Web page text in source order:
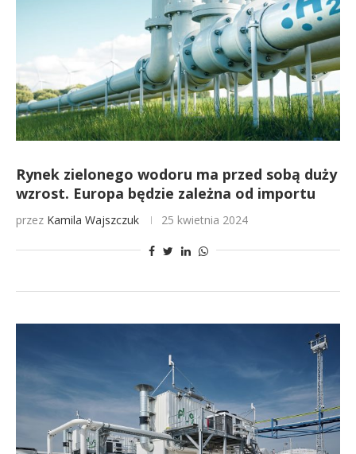
Rynek zielonego wodoru ma przed sobą duży
wzrost. Europa będzie zależna od importu
przez Kamila Wajszczuk 25 kwietnia 2024